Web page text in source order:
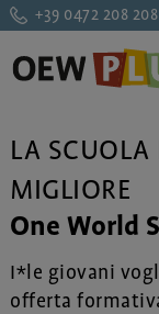
+39 0472 208 208
LA SCUOLA
MIGLIORE
One World
I*le giovani
offerta